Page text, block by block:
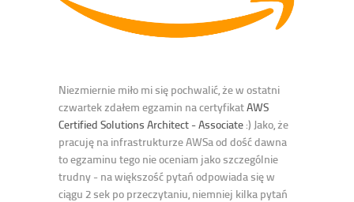
Niezmiernie miło mi się pochwalić, że w ostatni
czwartek zdałem egzamin na certyfikatAWS
Certified Solutions Architect - Associate:) Jako, że
pracuję na infrastrukturze AWSa od dość dawna
to egzaminu tego nie oceniam jako szczególnie
trudny - na większość pytań odpowiada się w
ciągu 2 sek po przeczytaniu, niemniej kilka pytań